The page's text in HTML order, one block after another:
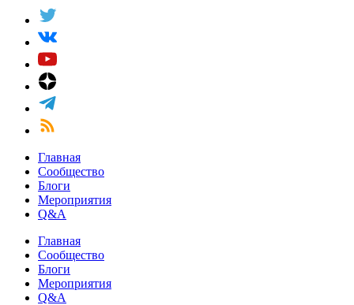
Главная
Сообщество
Блоги
Мероприятия
Q&A
Главная
Сообщество
Блоги
Мероприятия
Q&A